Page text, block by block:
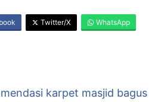
Twitter/X WhatsApp
karpet masjid bagus